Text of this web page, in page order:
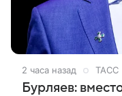
2 часа назад ТАСС
Бурляев: